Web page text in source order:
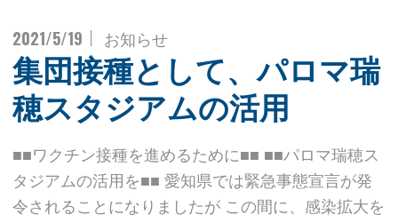
2021/5/19 お知らせ
集団接種として、パロマ瑞
穂スタジアムの活用
■■ワクチン接種を進めるために■■ ■■パロマ瑞穂ス
タジアムの活用を■■ 愛知県では緊急事態宣言が発
令されることになりましたが この間に、感染拡大を